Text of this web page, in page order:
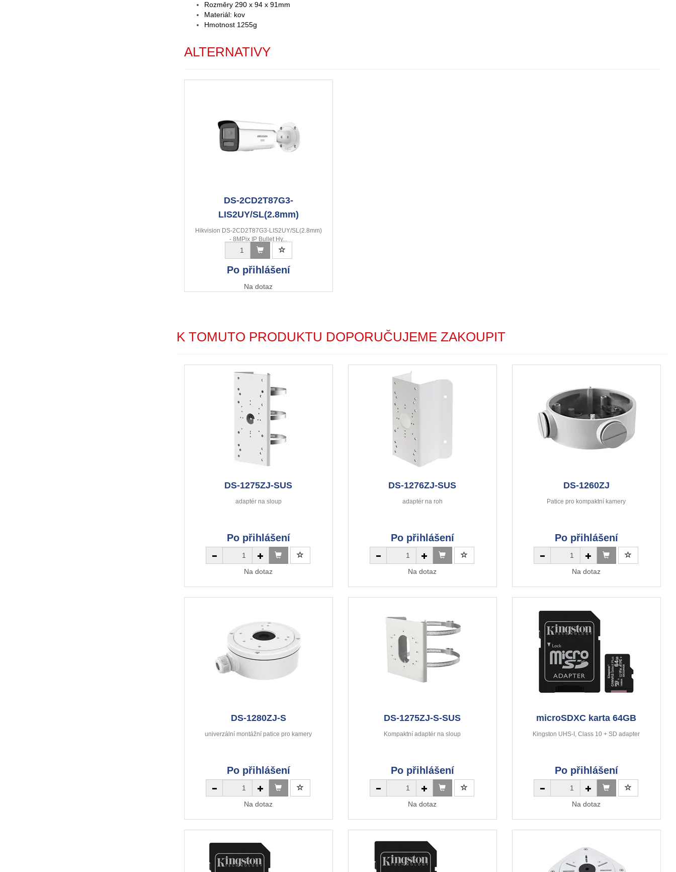
Rozměry 290 x 94 x 91mm
Materiál: kov
Hmotnost 1255g
ALTERNATIVY
DS-2CD2T87G3-
LIS2UY/SL(2.8mm)
Hikvision DS-2CD2T87G3-LIS2UY/SL(2.8mm)
- 8MPix IP Bullet Hy...
Po přihlášení
Na dotaz
K TOMUTO PRODUKTU DOPORUČUJEME ZAKOUPIT
DS-1275ZJ-SUS
adaptér na sloup
Po přihlášení
Na dotaz
DS-1276ZJ-SUS
adaptér na roh
Po přihlášení
Na dotaz
DS-1260ZJ
Patice pro kompaktní kamery
Po přihlášení
Na dotaz
DS-1280ZJ-S
univerzální montážní patice pro kamery
Po přihlášení
Na dotaz
DS-1275ZJ-S-SUS
Kompaktní adaptér na sloup
Po přihlášení
Na dotaz
microSDXC karta 64GB
Kingston UHS-I, Class 10 + SD adapter
Po přihlášení
Na dotaz